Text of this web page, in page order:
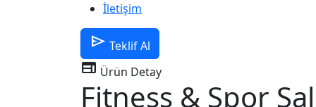
İletişim
send Teklif Al
web Ürün Detay
Fitness & Spor